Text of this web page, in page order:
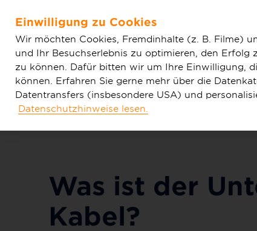
Zum Hauptinhalt springen
Tarife & Produkte
Was ist der
Kabel?
Einwilligung zu Cookies
Wir möchten Cookies, Fremdinhalte (z. B. Filme)
und Ihr Besuchserlebnis zu optimieren, den Erfolg
zu können. Dafür bitten wir um Ihre Einwilligung,
können. Erfahren Sie gerne mehr über die
Datentransfers (insbesondere USA) und
Datenschutzhinweise lesen.